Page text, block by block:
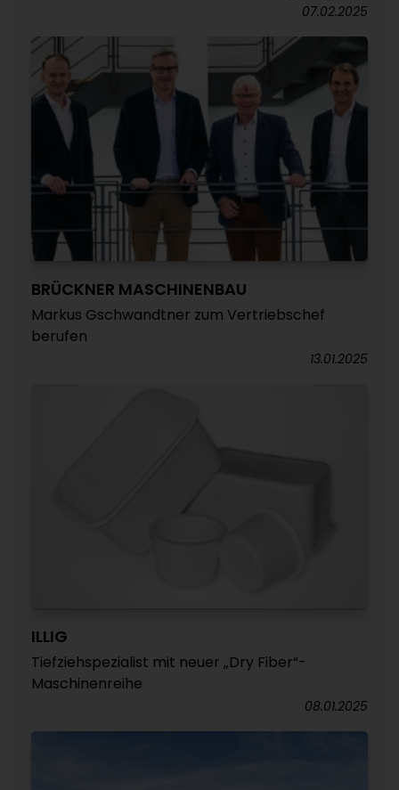
07.02.2025
BRÜCKNER MASCHINENBAU
Markus Gschwandtner zum Vertriebschef
berufen
13.01.2025
ILLIG
Tiefziehspezialist mit neuer „Dry Fiber“-
Maschinenreihe
08.01.2025